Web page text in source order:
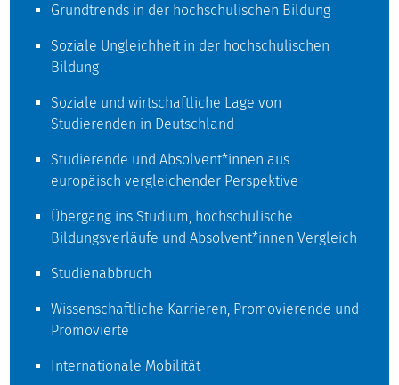
Grundtrends in der hochschulischen Bildung
Soziale Ungleichheit in der hochschulischen
Bildung
Soziale und wirtschaftliche Lage von
Studierenden in Deutschland
Studierende und Absolvent*innen aus
europäisch vergleichender Perspektive
Übergang ins Studium, hochschulische
Bildungsverläufe und Absolvent*innen Vergleich
Studienabbruch
Wissenschaftliche Karrieren, Promovierende und
Promovierte
Internationale Mobilität